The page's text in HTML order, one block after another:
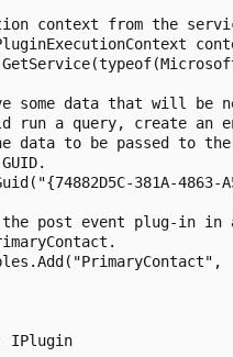
context from the
some data that will be
run a query, create an
data to be passed to
381A-4863-
post event plug-in in
IPlugin